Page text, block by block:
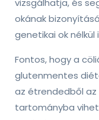
vizsgálhatja, és
okának
genetikai ok nélkül
Fontos, hogy a
glutenmentes
az étrendedből
tartományba